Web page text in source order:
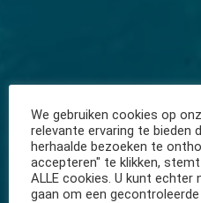
We gebruiken cookies op
relevante ervaring te bieden
herhaalde bezoeken te
accepteren" te klikken,
ALLE cookies. U kunt echter
gaan om een